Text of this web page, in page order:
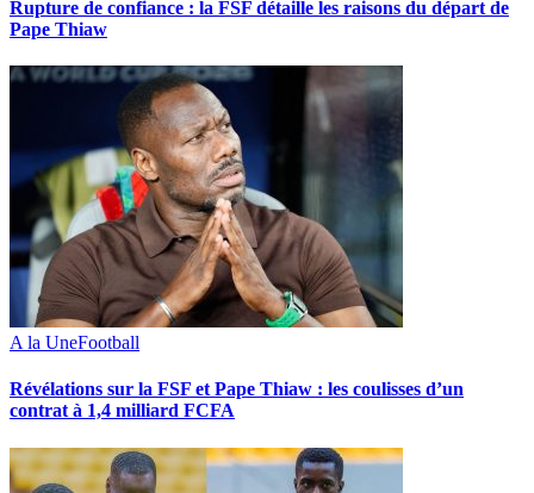
Rupture de confiance : la FSF détaille les raisons du départ de
Pape Thiaw
A la UneFootball
Révélations sur la FSF et Pape Thiaw : les coulisses d’un
contrat à 1,4 milliard FCFA